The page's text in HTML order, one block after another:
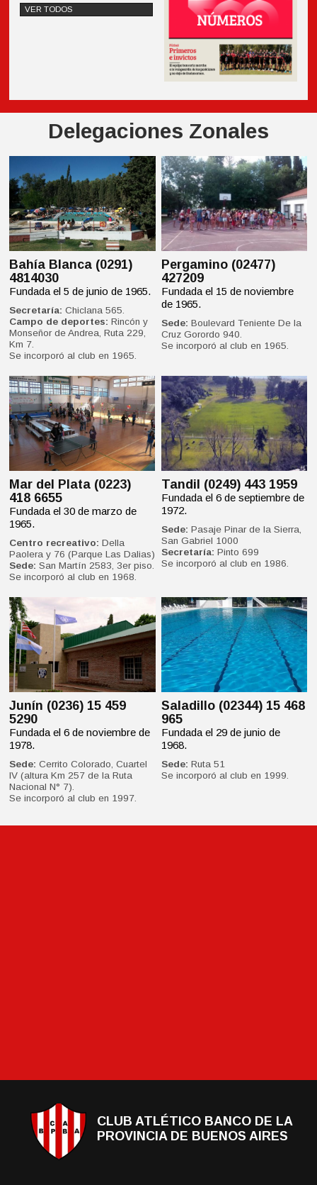
VER TODOS
Delegaciones Zonales
Bahía Blanca (0291)
4814030
Fundada el 5 de junio de 1965.
Secretaría: Chiclana 565.
Campo de deportes:Rincón y
Monseñor de Andrea, Ruta 229,
Km 7.
Se incorporó al club en 1965.
Pergamino (02477)
427209
Fundada el 15 de noviembre
de 1965.
Sede:Boulevard Teniente De la
Cruz Gorordo 940.
Se incorporó al club en 1965.
Mar del Plata (0223)
418 6655
Fundada el 30 de marzo de
1965.
Centro recreativo: Della
Paolera y 76 (Parque Las Dalias)
Sede:San Martín 2583, 3er piso.
Se incorporó al club en 1968.
Tandil (0249) 443 1959
Fundada el 6 de septiembre de
1972.
Sede:Pasaje Pinar de la Sierra,
San Gabriel 1000
Secretaría: Pinto 699
Se incorporó al club en 1986.
Junín (0236) 15 459
5290
Fundada el 6 de noviembre de
1978.
Sede: Cerrito Colorado, Cuartel
IV (altura Km 257 de la Ruta
Nacional N° 7).
Se incorporó al club en 1997.
Saladillo (02344) 15 468
965
Fundada el 29 de junio de
1968.
Sede:Ruta 51
Se incorporó al club en 1999.
CLUB ATLÉTICO BANCO DE LA
PROVINCIA DE BUENOS AIRES